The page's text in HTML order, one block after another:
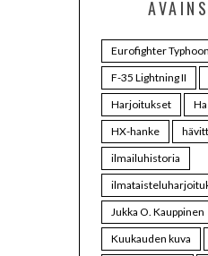
Eurofighter Typhoon
F-35 Lightning II
Harjoitukset
HX-hanke
ilmailuhistoria
Jukka O. Kauppinen
Kuukauden kuva